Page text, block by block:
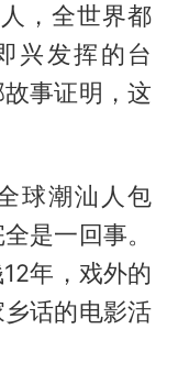
，全世界都
兴发挥的台
事证明，这
球潮汕人包
是一回事。
年，戏外的
话的电影活